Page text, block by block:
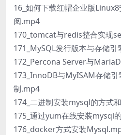
16_如何下载红帽企业版
阅.mp4
170_tomcat与redis整合实现
171_MySQL发行版本与存储
172_Percona Server与
173_InnoDB与MyISAM存储
制.mp4
174_二进制安装mysql的方式
175_通过yum在线安装mysql
176_docker方式安装